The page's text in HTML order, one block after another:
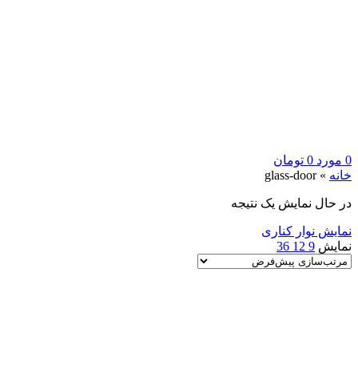
0 مورد 0 تومان
خانه »
glass-door
در حال نمایش یک نتیجه
نمایش نوار کناری
نمایش 9
12
36